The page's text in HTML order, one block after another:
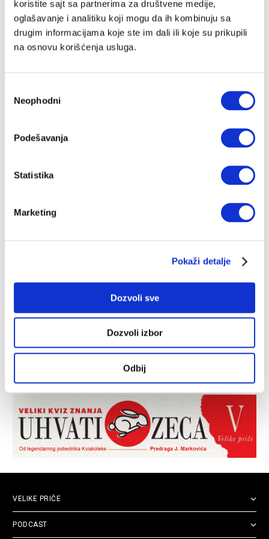
koristite sajt sa partnerima za društvene medije,
oglašavanje i analitiku koji mogu da ih kombinuju sa
drugim informacijama koje ste im dali ili koje su prikupili
na osnovu korišćenja usluga.
сагласности
Neophodni
Podešavanja
Statistika
Marketing
Pokaži detalje
Dozvoli sve
Dozvoli izbor
Odbij
VELIKE PRIČE
PODCAST